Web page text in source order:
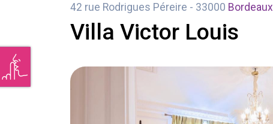
42 rue Rodrigues Péreire - 33000 Bordeaux
Villa Victor Louis